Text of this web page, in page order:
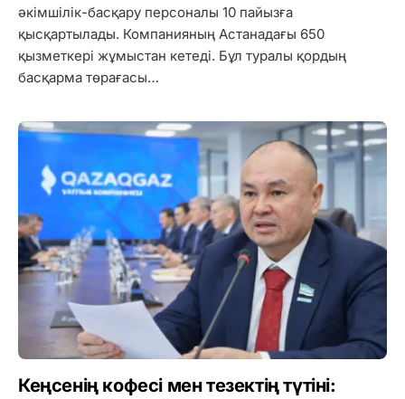
әкімшілік-басқару персоналы 10 пайызға
қысқартылады. Компанияның Астанадағы 650
қызметкері жұмыстан кетеді. Бұл туралы қордың
басқарма төрағасы…
Кеңсенің кофесі мен тезектің түтіні: